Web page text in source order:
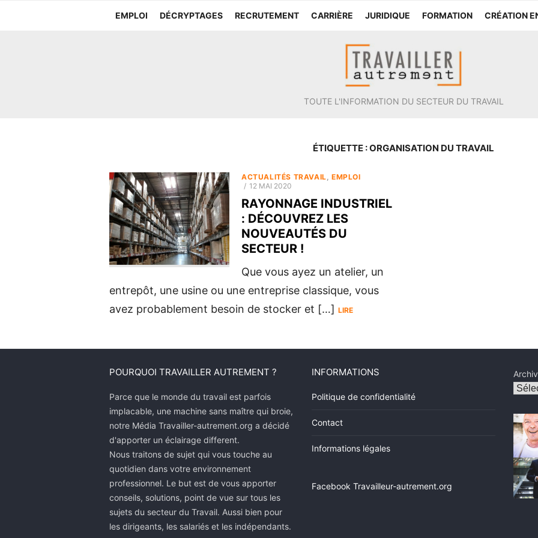
EMPLOI DÉCRYPTAGES RECRUTEMENT CARRIÈRE JURIDIQUE FORMATION CRÉATION
TOUTE L'INFORMATION DU SECTEUR DU TRAVAIL
ÉTIQUETTE :ORGANISATION DU TRAVAIL
ACTUALITÉS TRAVAIL,EMPLOI
POSTED
12 MAI 2020
RAYONNAGE INDUSTRIEL
: DÉCOUVREZ LES
NOUVEAUTÉS DU
SECTEUR !
Que vous ayez un atelier, un
entrepôt, une usine ou une entreprise classique, vous
avez probablement besoin de stocker et […] LIRE
POURQUOI TRAVAILLER AUTREMENT ?
Parce que le monde du travail est parfois
implacable, une machine sans maître qui broie,
notre Média Travailler-autrement.org a décidé
d'apporter un éclairage different.
Nous traitons de sujet qui vous touche au
quotidien dans votre environnement
professionnel. Le but est de vous apporter
conseils, solutions, point de vue sur tous les
sujets du secteur du Travail. Aussi bien pour
les dirigeants, les salariés et les indépendants.
INFORMATIONS
Politique de confidentialité
Contact
Informations légales
Facebook Travailleur-autrement.org